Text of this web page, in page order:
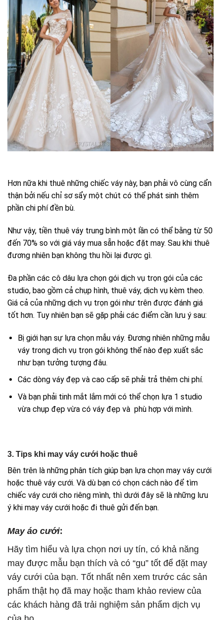
Hơn nữa khi thuê những chiếc váy này, bạn phải vô cùng cẩn
thận bởi nếu chỉ sơ sẩy một chút có thể phát sinh thêm
phần chi phí đền bù.
Như vậy, tiền thuê váy trung bình một lần có thể bằng từ 50
đến 70% so với giá váy mua sẵn hoặc đặt may. Sau khi thuê
đương nhiên bạn không thu hồi lại được gì.
Đa phần các cô dâu lựa chọn gói dịch vụ trọn gói của các
studio, bao gồm cả chụp hình, thuê váy, dịch vụ kèm theo.
Giá cả của những dịch vụ trọn gói như trên được đánh giá
tốt hơn. Tuy nhiên bạn sẽ gặp phải các điểm cần lưu ý sau:
Bị giới hạn sự lựa chọn mẫu váy. Đương nhiên những mẫu
váy trong dịch vụ trọn gói không thể nào đẹp xuất sắc
như bạn tưởng tượng đâu.
Các dòng váy đẹp và cao cấp sẽ phải trả thêm chi phí.
Và bạn phải tinh mắt lắm mới có thể chọn lựa 1 studio
vừa chụp đẹp vừa có váy đẹp và phù hợp với mình.
3. Tips khi may váy cưới hoặc thuê
Bên trên là những phân tích giúp bạn lựa chọn may váy cưới
hoặc thuê váy cưới. Và dù bạn có chọn cách nào để tìm
chiếc váy cưới cho riêng mình, thì dưới đây sẽ là những lưu
ý khi may váy cưới hoặc đi thuê gửi đến bạn.
May áo cưới:
Hãy tìm hiểu và lựa chọn nơi uy tín, có khả năng
may được mẫu bạn thích và có “gu” tốt để đặt may
váy cưới của bạn. Tốt nhất nên xem trước các sản
phẩm thật họ đã may hoặc tham khảo review của
các khách hàng đã trải nghiệm sản phẩm dịch vụ